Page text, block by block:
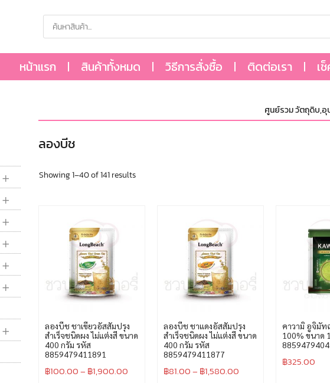
หน้าแรก สินค้าทั้งหมด วิธีการสั่งซื้อ ติดต่อเรา เ
+
+
+
+
+
+
+
ศูนย์รวม วัตถุดิบ,อุปกรณ์
ลองบีช
Showing 1–40 of 141 results
ลองบีช ชาเขียวอัสสัมปรุง
สำเร็จชนิดผง ไม่แต่งสี ขนาด
400 กรัม รหัส
8859479411891
฿100.00– ฿1,900.00
ลองบีช ชาแดงอัสสัมปรุง
สำเร็จชนิดผง ไม่แต่งสี ขนาด
400 กรัม รหัส
8859479411877
฿81.00– ฿1,580.00
คาวามิ อูจิมัท
100% ขนาด
฿325.00